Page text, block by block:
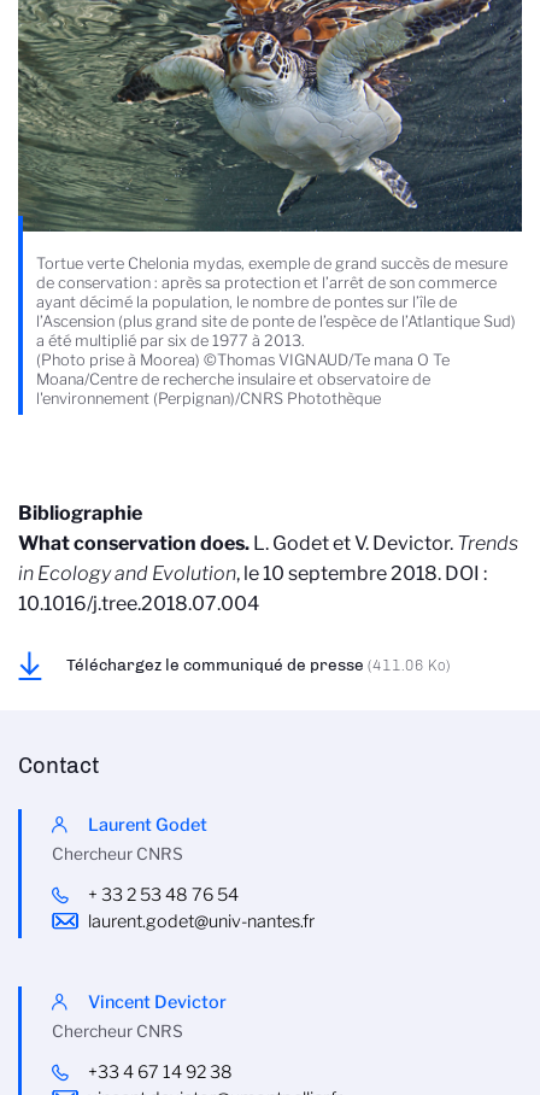
Tortue verte Chelonia mydas, exemple de grand succès de mesure
de conservation : après sa protection et l’arrêt de son commerce
ayant décimé la population, le nombre de pontes sur l’île de
l’Ascension (plus grand site de ponte de l’espèce de l’Atlantique Sud)
a été multiplié par six de 1977 à 2013.
(Photo prise à Moorea) ©Thomas VIGNAUD/Te mana O Te
Moana/Centre de recherche insulaire et observatoire de
l'environnement (Perpignan)/CNRS Photothèque
Bibliographie
What conservation does. L. Godet et V. Devictor. Trends
in Ecology and Evolution, le 10 septembre 2018. DOI :
10.1016/j.tree.2018.07.004
Téléchargez le communiqué de presse (411.06 Ko)
Contact
Laurent Godet
Chercheur CNRS
+ 33 2 53 48 76 54
laurent.godet@univ-nantes.fr
Vincent Devictor
Chercheur CNRS
+33 4 67 14 92 38